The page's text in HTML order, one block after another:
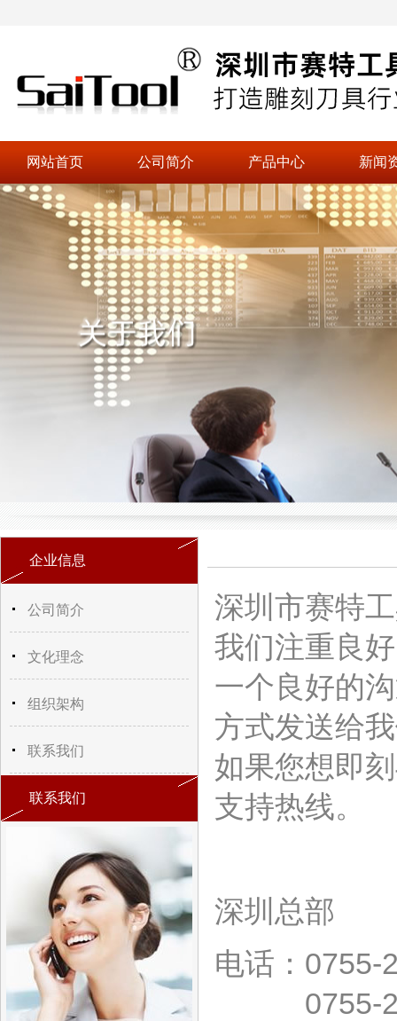
网站首页 公司简介 产品中心 新闻
企业信息
公司简介
文化理念
组织架构
联系我们
联系我们
深圳市赛特
我们注重良
一个良好的
方式发送给
如果您想即
支持热线。
深圳总部
电话：0755-
0755-